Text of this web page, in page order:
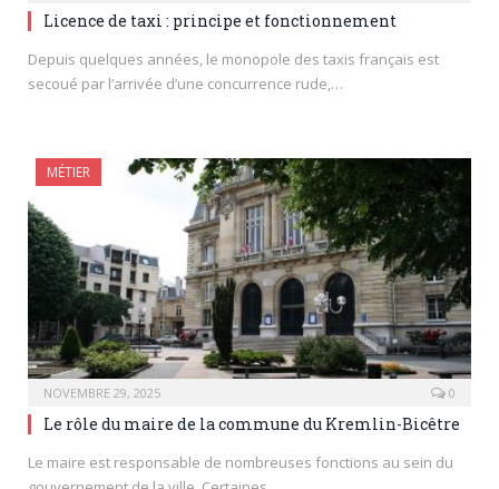
Licence de taxi : principe et fonctionnement
Depuis quelques années, le monopole des taxis français est
secoué par l’arrivée d’une concurrence rude,…
MÉTIER
NOVEMBRE 29, 2025 0
Le rôle du maire de la commune du Kremlin-Bicêtre
Le maire est responsable de nombreuses fonctions au sein du